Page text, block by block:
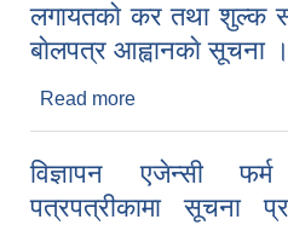
लगायतकाे कर तथा शुल्क
बाेलपत्र आह्वानकाे सूचना ।
Read more
विज्ञापन एजेन्सी
पत्रपत्रीकामा सूचना